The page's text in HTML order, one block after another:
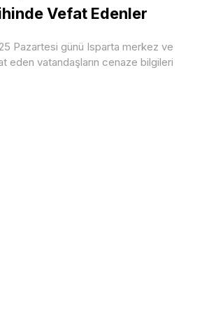
Vefat Edenler
Pazartesi günü Isparta merkez ve
eden vatandaşların cenaze bilgileri